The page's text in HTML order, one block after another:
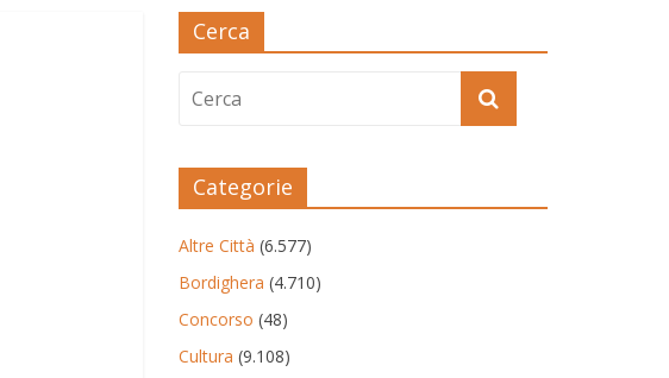
Cerca
Categorie
Altre Città (6.577)
Bordighera (4.710)
Concorso (48)
Cultura (9.108)